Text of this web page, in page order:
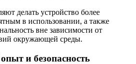
делать устройство более
в использовании, а также
вне зависимости от
окружающей среды.
и безопасность